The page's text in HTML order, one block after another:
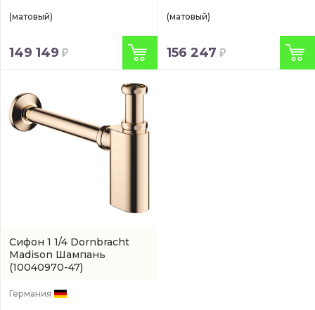
(матовый)
149 149
(матовый)
156 247
Сифон 1 1/4 Dornbracht
Madison Шампань
(10040970-47)
Германия